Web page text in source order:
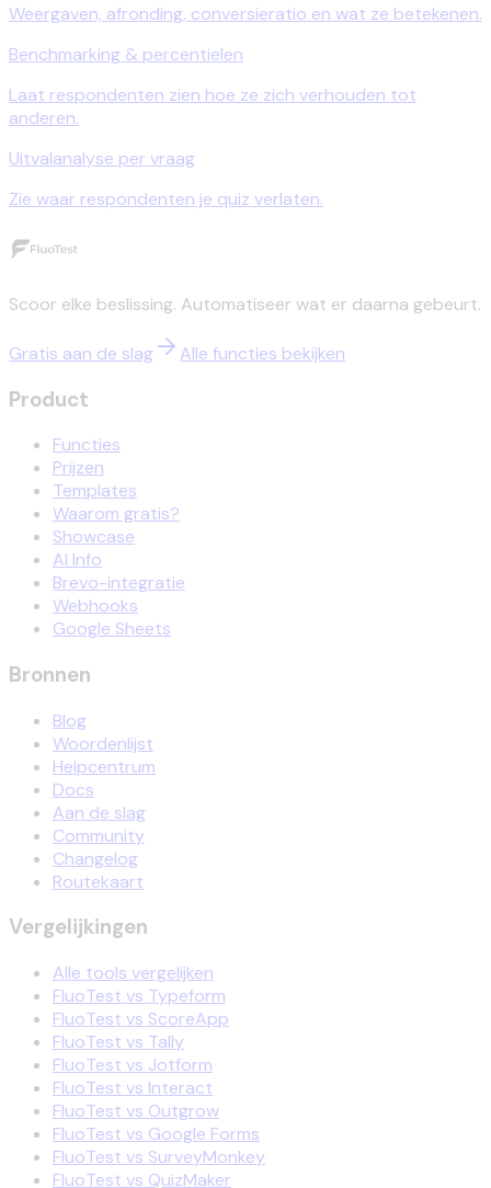
Weergaven, afronding, conversieratio en wat ze betekenen.
Benchmarking & percentielen
Laat respondenten zien hoe ze zich verhouden tot
anderen.
Uitvalanalyse per vraag
Zie waar respondenten je quiz verlaten.
Scoor elke beslissing. Automatiseer wat er daarna gebeurt.
Gratis aan de slag Alle functies bekijken
Product
Functies
Prijzen
Templates
Waarom gratis?
Showcase
AI Info
Brevo-integratie
Webhooks
Google Sheets
Bronnen
Blog
Woordenlijst
Helpcentrum
Docs
Aan de slag
Community
Changelog
Routekaart
Vergelijkingen
Alle tools vergelijken
FluoTest vs Typeform
FluoTest vs ScoreApp
FluoTest vs Tally
FluoTest vs Jotform
FluoTest vs Interact
FluoTest vs Outgrow
FluoTest vs Google Forms
FluoTest vs SurveyMonkey
FluoTest vs QuizMaker